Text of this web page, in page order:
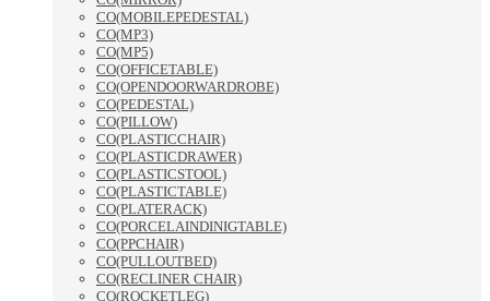
CO(MOBILEPEDESTAL)
CO(MP3)
CO(MP5)
CO(OFFICETABLE)
CO(OPENDOORWARDROBE)
CO(PEDESTAL)
CO(PILLOW)
CO(PLASTICCHAIR)
CO(PLASTICDRAWER)
CO(PLASTICSTOOL)
CO(PLASTICTABLE)
CO(PLATERACK)
CO(PORCELAINDINIGTABLE)
CO(PPCHAIR)
CO(PULLOUTBED)
CO(RECLINER CHAIR)
CO(ROCKETLEG)